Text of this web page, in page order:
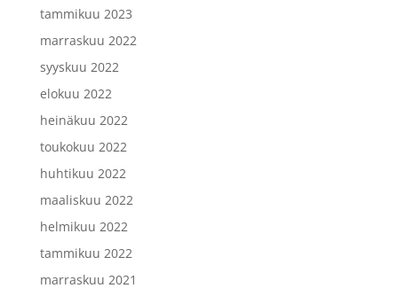
tammikuu 2023
marraskuu 2022
syyskuu 2022
elokuu 2022
heinäkuu 2022
toukokuu 2022
huhtikuu 2022
maaliskuu 2022
helmikuu 2022
tammikuu 2022
marraskuu 2021